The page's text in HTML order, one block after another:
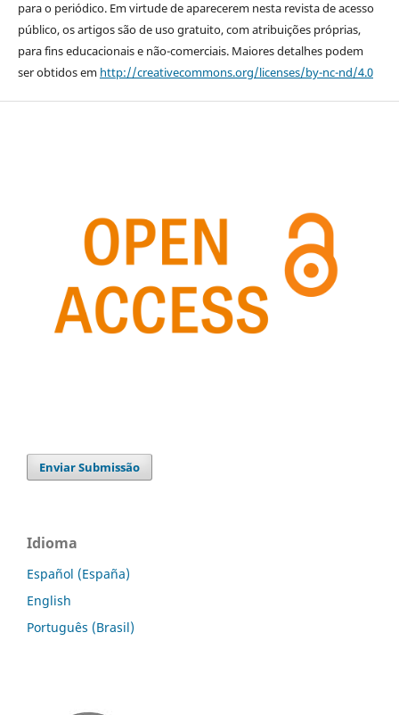
para o periódico. Em virtude de aparecerem nesta revista de acesso
público, os artigos são de uso gratuito, com atribuições próprias,
para fins educacionais e não-comerciais. Maiores detalhes podem
ser obtidos em http://creativecommons.org/licenses/by-nc-nd/4.0
Enviar Submissão
Idioma
Español (España)
English
Português (Brasil)